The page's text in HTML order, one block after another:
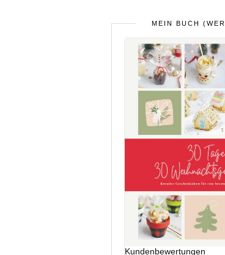
MEIN BUCH
Kundenbewertungen